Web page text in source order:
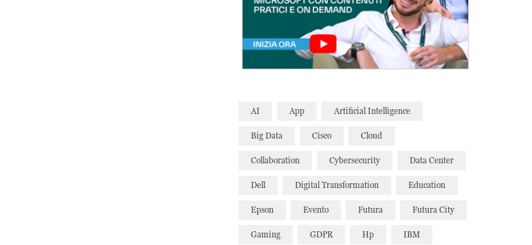
AI App Artificial Intelligence
Big Data Cisco Cloud
Collaboration Cybersecurity Data Center
Dell Digital Transformation Education
Epson Evento Futura Futura City
Gaming GDPR Hp IBM